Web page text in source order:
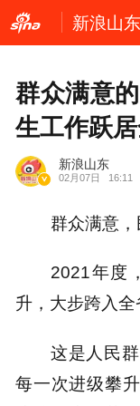
新浪山东
群众满意
生工作跃
新浪山东
02月07日 16:11
群众满意，
2021年度
升，大步跨入全
这是人民
每一次进级攀